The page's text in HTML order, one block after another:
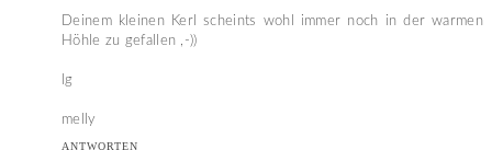
Deinem kleinen Kerl scheints wohl immer noch in der warmen
Höhle zu gefallen ,-))
lg
melly
ANTWORTEN